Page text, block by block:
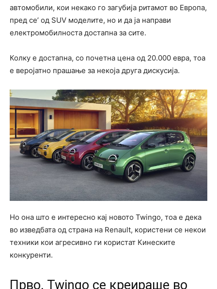
автомобили, кои некако го загубија ритамот во Европа,
пред се’ од SUV моделите, но и да ја направи
електромобилноста достапна за сите.
Колку е достапна, со почетна цена од 20.000 евра, тоа
е веројатно прашање за некоја друга дискусија.
Но она што е интересно кај новото Twingo, тоа е дека
во изведбата од страна на Renault, користени се некои
техники кои агресивно ги користат Кинеските
конкуренти.
Прво, Twingo се креираше во